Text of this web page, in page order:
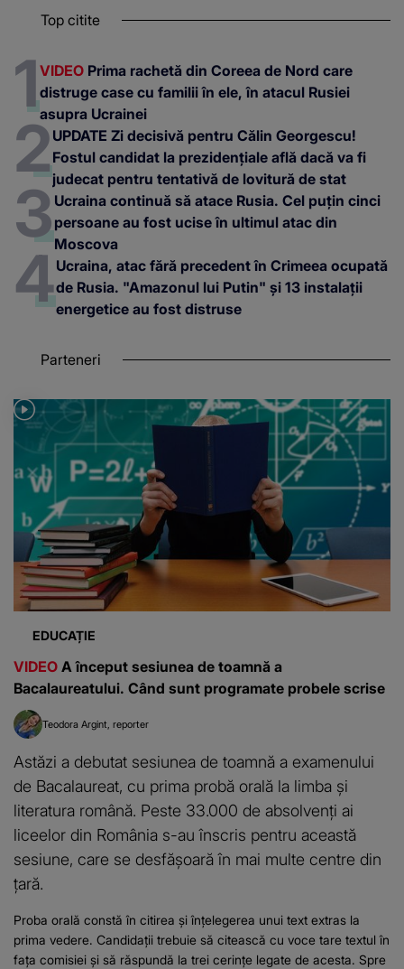
Top citite
VIDEO Prima rachetă din Coreea de Nord care
distruge case cu familii în ele, în atacul Rusiei
asupra Ucrainei
UPDATE Zi decisivă pentru Călin Georgescu!
Fostul candidat la prezidențiale află dacă va fi
judecat pentru tentativă de lovitură de stat
Ucraina continuă să atace Rusia. Cel puțin cinci
persoane au fost ucise în ultimul atac din
Moscova
Ucraina, atac fără precedent în Crimeea ocupată
de Rusia. "Amazonul lui Putin" și 13 instalații
energetice au fost distruse
Parteneri
EDUCAȚIE
VIDEO A început sesiunea de toamnă a
Bacalaureatului. Când sunt programate probele scrise
Teodora Argint reporter
Astăzi a debutat sesiunea de toamnă a examenului
de Bacalaureat, cu prima probă orală la limba și
literatura română. Peste 33.000 de absolvenți ai
liceelor din România s-au înscris pentru această
sesiune, care se desfășoară în mai multe centre din
țară.
Proba orală constă în citirea și înțelegerea unui text extras la
prima vedere. Candidații trebuie să citească cu voce tare textul în
fața comisiei și să răspundă la trei cerințe legate de acesta. Spre